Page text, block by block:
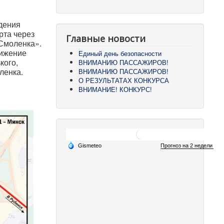
через
Главные новости
Единый день безопасности
ВНИМАНИЮ ПАССАЖИРОВ!
ВНИМАНИЮ ПАССАЖИРОВ!
О РЕЗУЛЬТАТАХ КОНКУРСА
ВНИМАНИЕ! КОНКУРС!